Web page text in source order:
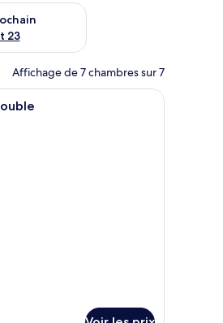
23
le week-end prochain août 21 -
Affichage de 7 chambres sur 7
dans une pièce dont le sol est en bois
Une chambre d’hôtel avec un lit, une